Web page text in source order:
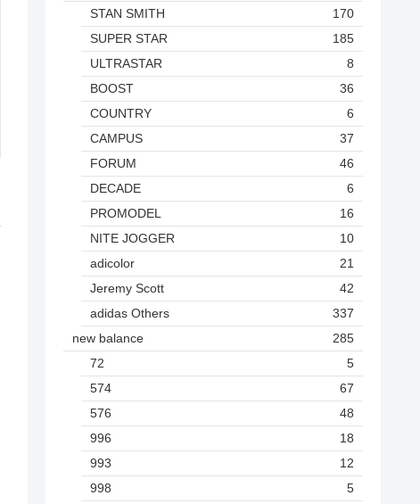
STAN SMITH
170
SUPER STAR
185
ULTRASTAR
8
BOOST
36
COUNTRY
6
CAMPUS
37
FORUM
46
DECADE
6
PROMODEL
16
NITE JOGGER
10
adicolor
21
Jeremy Scott
42
adidas Others
337
new balance
285
72
5
574
67
576
48
996
18
993
12
998
5